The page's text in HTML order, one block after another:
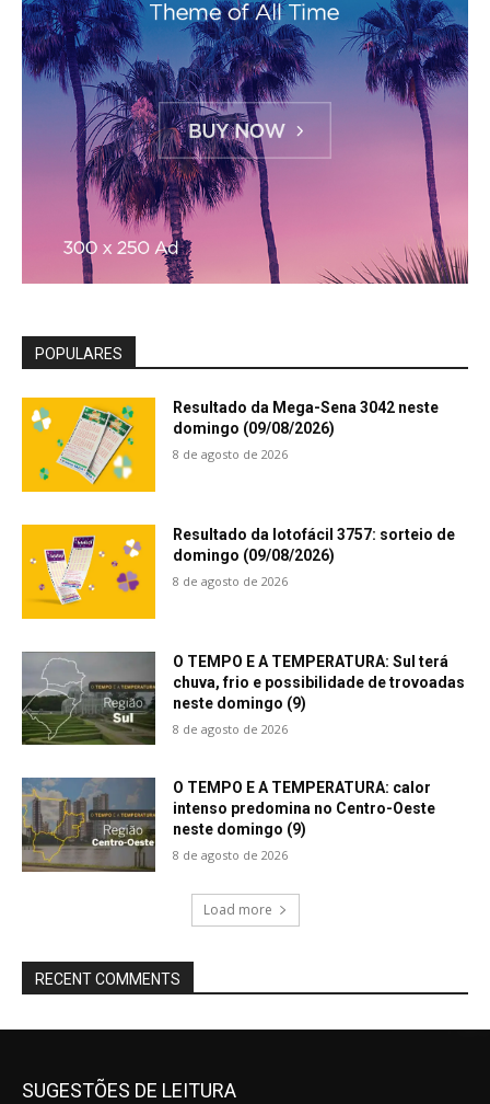
POPULARES
Resultado da Mega-Sena 3042 neste
domingo (09/08/2026)
8 de agosto de 2026
Resultado da lotofácil 3757: sorteio de
domingo (09/08/2026)
8 de agosto de 2026
O TEMPO E A TEMPERATURA: Sul terá
chuva, frio e possibilidade de trovoadas
neste domingo (9)
8 de agosto de 2026
O TEMPO E A TEMPERATURA: calor
intenso predomina no Centro-Oeste
neste domingo (9)
8 de agosto de 2026
Load more
RECENT COMMENTS
SUGESTÕES DE LEITURA